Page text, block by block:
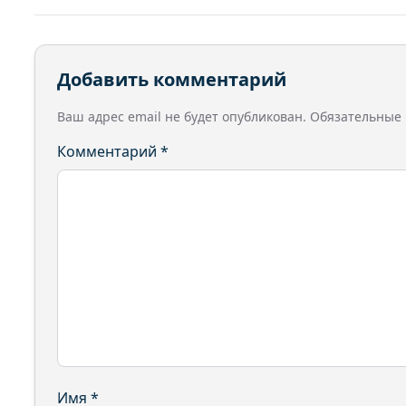
Добавить комментарий
Ваш адрес email не будет опубликован.
Комментарий *
Имя *